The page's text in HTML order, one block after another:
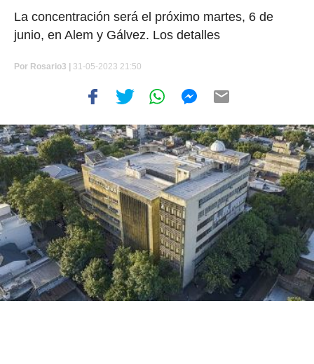
La concentración será el próximo martes, 6 de
junio, en Alem y Gálvez. Los detalles
Por Rosario3 | 31-05-2023 21:50